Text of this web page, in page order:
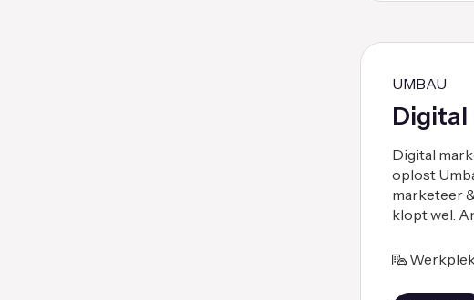
UMBAU
Digital
Digital
oplost
marketeer
klopt wel.